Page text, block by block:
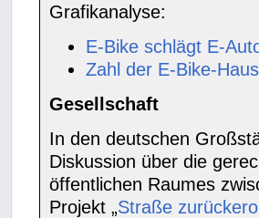
Grafikanalyse:
E-Bike schlägt E-
Zahl der E-Bike-
Gesellschaft
In den deutschen
Diskussion über die
öffentlichen Raumes
Projekt „Straße